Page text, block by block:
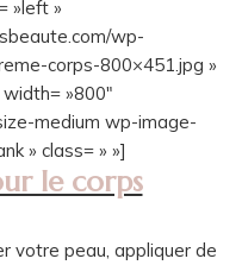
»left »
wp-
corps-800×451.jpg »
»800″
medium wp-image-
» class= » »]
le corps
votre peau, appliquer de